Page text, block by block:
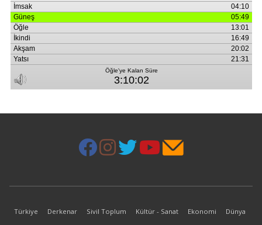
Türkiye Derkenar Sivil Toplum Kültür - Sanat Ekonomi Dünya